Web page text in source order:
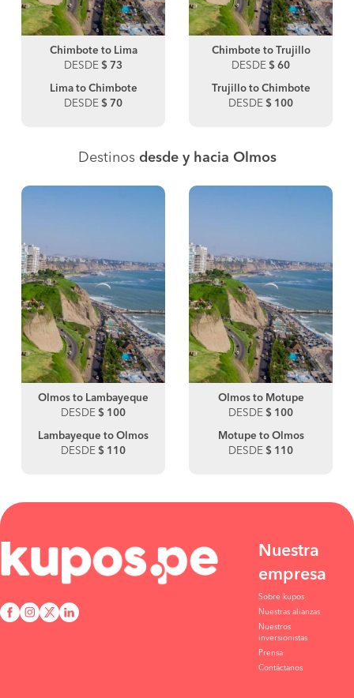
Chimbote to Lima
DESDE $ 73
Lima to Chimbote
DESDE $ 70
Chimbote to Trujillo
DESDE $ 60
Trujillo to Chimbote
DESDE $ 100
Destinos desde y hacia Olmos
Olmos to Lambayeque
DESDE $ 100
Lambayeque to Olmos
DESDE $ 110
Olmos to Motupe
DESDE $ 100
Motupe to Olmos
DESDE $ 110
Nuestra
empresa
Sobre kupos
Nuestras alianzas
Nuestros
inversionistas
Prensa
Contáctanos